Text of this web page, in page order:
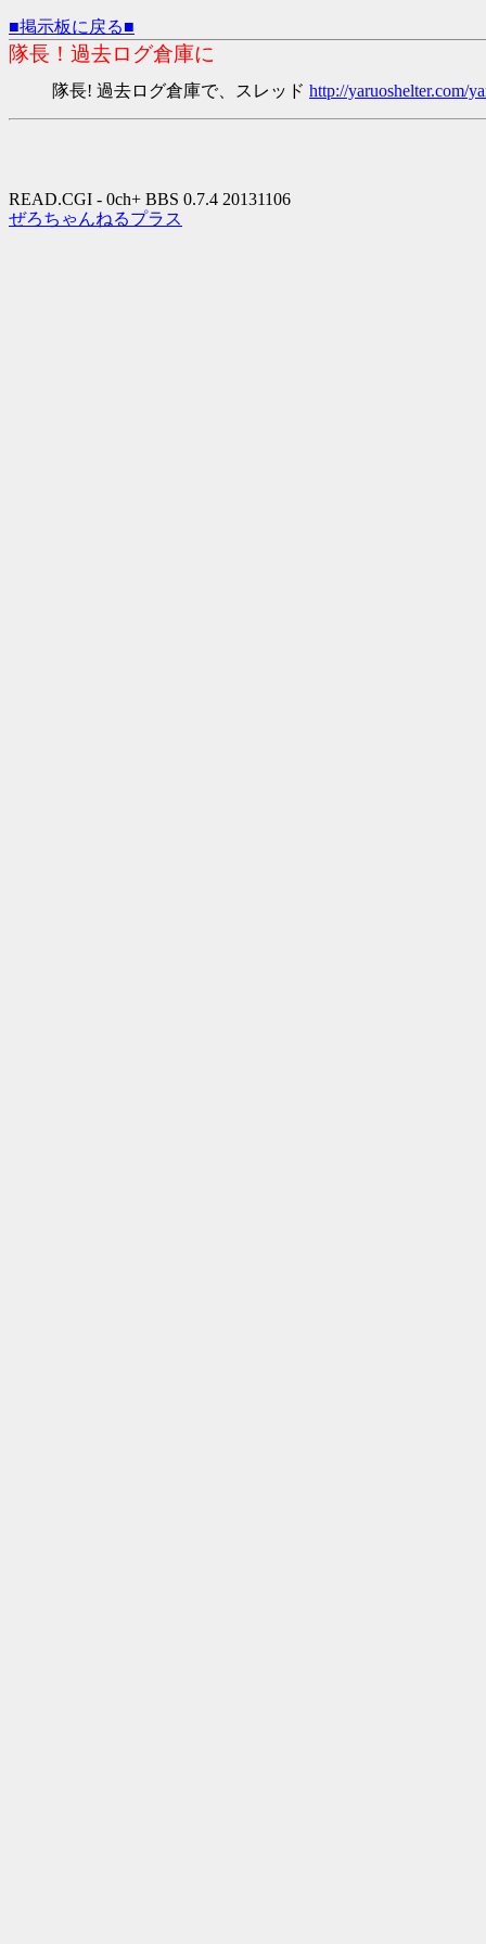
■掲示板に戻る■
隊長！過去ログ倉庫に
隊長! 過去ログ倉庫で、スレッド http://yaruoshelter.com/
READ.CGI - 0ch+ BBS 0.7.4 20131106
ぜろちゃんねるプラス